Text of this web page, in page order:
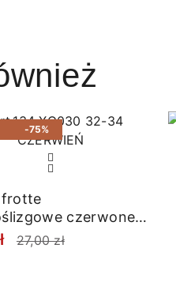
-75%
frotte
czerwone z
27,00 zł